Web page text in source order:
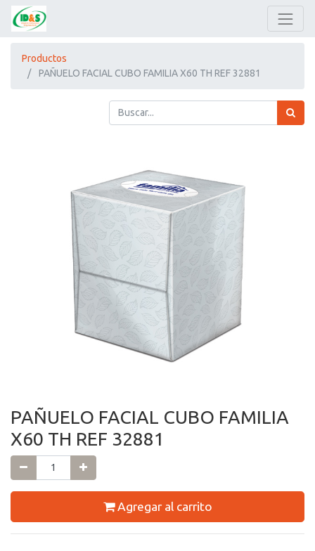
Productos
PAÑUELO FACIAL CUBO FAMILIA X60 TH REF 32881
PAÑUELO FACIAL CUBO FAMILIA
X60 TH REF 32881
Agregar al carrito